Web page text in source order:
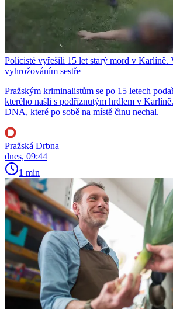
Policisté vyřešili 15 let starý mord v Karlíně.
vyhrožováním sestře
Pražským kriminalistům se po 15 letech
kterého našli s podříznutým hrdlem v
DNA, které po sobě na místě činu nechal.
Pražská Drbna
dnes, 09:44
1 min